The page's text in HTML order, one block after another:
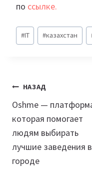
по ссылке.
Метки
записи:
#IT #казахстан
Навигация
по
записям
НАЗАД
Oshme —
которая помогает
людям выбирать
лучшие заведения в
городе